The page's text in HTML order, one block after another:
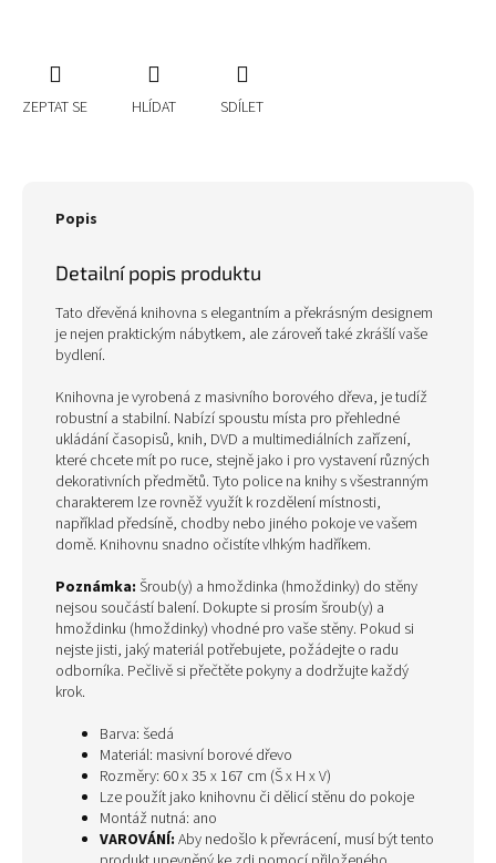
ZEPTAT SE HLÍDAT SDÍLET
Popis
Detailní popis produktu
Tato dřevěná knihovna s elegantním a překrásným designem
je nejen praktickým nábytkem, ale zároveň také zkrášlí vaše
bydlení.
Knihovna je vyrobená z masivního borového dřeva, je tudíž
robustní a stabilní. Nabízí spoustu místa pro přehledné
ukládání časopisů, knih, DVD a multimediálních zařízení,
které chcete mít po ruce, stejně jako i pro vystavení různých
dekorativních předmětů. Tyto police na knihy s všestranným
charakterem lze rovněž využít k rozdělení místnosti,
například předsíně, chodby nebo jiného pokoje ve vašem
domě. Knihovnu snadno očistíte vlhkým hadříkem.
Poznámka: Šroub(y) a hmoždinka (hmoždinky) do stěny
nejsou součástí balení. Dokupte si prosím šroub(y) a
hmoždinku (hmoždinky) vhodné pro vaše stěny. Pokud si
nejste jisti, jaký materiál potřebujete, požádejte o radu
odborníka. Pečlivě si přečtěte pokyny a dodržujte každý
krok.
Barva: šedá
Materiál: masivní borové dřevo
Rozměry: 60 x 35 x 167 cm (Š x H x V)
Lze použít jako knihovnu či dělicí stěnu do pokoje
Montáž nutná: ano
VAROVÁNÍ: Aby nedošlo k převrácení, musí být tento